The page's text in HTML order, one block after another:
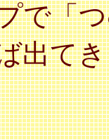
で「
出て